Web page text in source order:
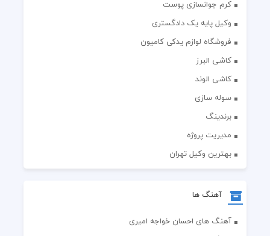
کرم جوانسازی پوست
وکیل پایه یک دادگستری
فروشگاه لوازم یدکی کامیون
کاشی البرز
کاشی الوند
سوله سازی
برندینگ
مدیریت پروژه
بهترین وکیل تهران
آهنگ ها
آهنگ های احسان خواجه امیری